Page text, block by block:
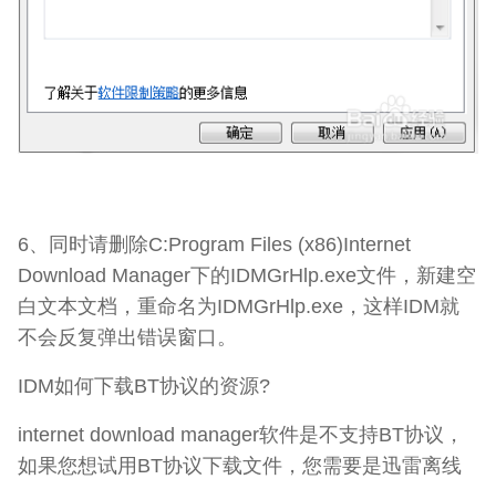
6、同时请删除C:Program Files (x86)Internet
Download Manager下的IDMGrHlp.exe文件，新建空
白文本文档，重命名为IDMGrHlp.exe，这样IDM就
不会反复弹出错误窗口。
IDM如何下载BT协议的资源?
internet download manager软件是不支持BT协议，
如果您想试用BT协议下载文件，您需要是迅雷离线